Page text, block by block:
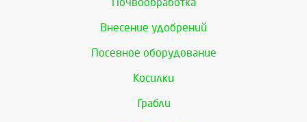
Почвообработка
Внесение удобрений
Посевное оборудование
Косилки
Грабли